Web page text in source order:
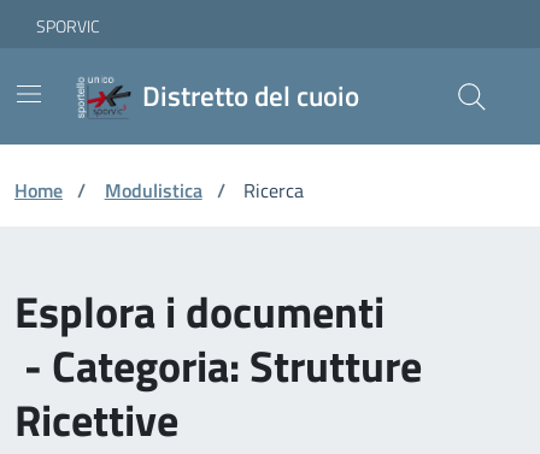
Skip to Main Content
Vai ai contenuti
Vai al footer
SPORVIC
Distretto del cuoio
Home / Modulistica / Ricerca
Esplora i documenti
- Categoria: Strutture
Ricettive